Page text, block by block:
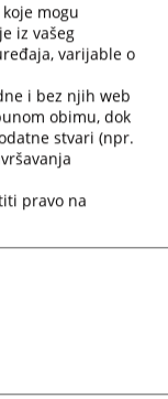
mogu
iz vašeg
varijable o
i bez njih web
obimu, dok
stvari (npr.
pravo na